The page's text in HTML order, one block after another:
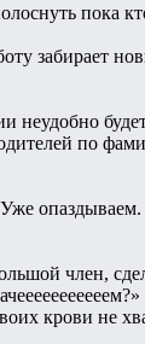
пока
забирает
неудобно
по
опаздываем.
член,
крови не